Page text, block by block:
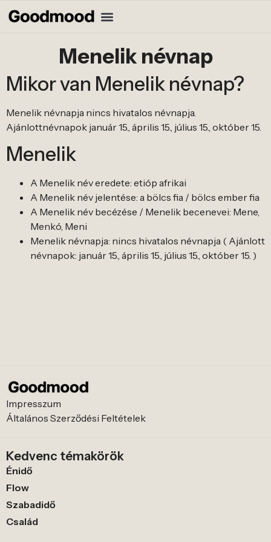
Menelik névnap
Mikor van Menelik névnap?
Menelik névnapja nincs hivatalos névnapja.
Ajánlottnévnapok január 15., április 15., július 15., október 15.
Menelik
A Menelik név eredete: etióp afrikai
A Menelik név jelentése: a bölcs fia / bölcs ember fia
A Menelik név becézése / Menelik becenevei: Mene,
Menkó, Meni
Menelik névnapja: nincs hivatalos névnapja ( Ajánlott
névnapok: január 15., április 15., július 15., október 15. )
Impresszum
Általános Szerződési Feltételek
Kedvenc témakörök
Énidő
Flow
Szabadidő
Család